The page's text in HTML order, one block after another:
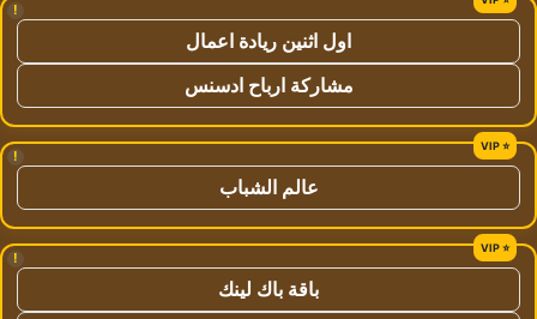
!
اول اثنين ريادة اعمال
مشاركة ارباح ادسنس
!
عالم الشباب
!
باقة باك لينك